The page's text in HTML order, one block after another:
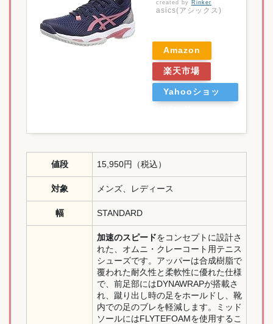
created by Rinker
asics(アシックス)
Amazon
楽天市場
Yahooショッ
値段 15,950円（税込）
対象 メンズ、レディース
幅 STANDARD
加速のスピードをコンセプトに設計さ
れた、オムニ・クレーコート用テニス
シューズです。アッパーは合成樹脂で
覆われた耐久性と柔軟性に優れた仕様
で、前足部にはDYNAWRAPが搭載さ
れ、蹴り出し時の足をホールドし、靴
内での足のブレを軽減します。ミッド
ソールにはFLYTEFOAMを使用するこ